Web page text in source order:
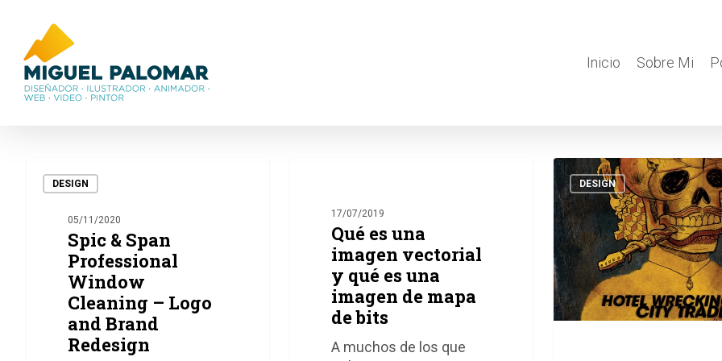
main
content
Inicio Sobre Mi
Professional
Window
Cleaning
DESIGN
05/11/2020
Spic & Span
Professional
Window
Cleaning – Logo
and Brand
Redesign
imagen
vectorial
imagen
17/07/2019
Qué es una
imagen vectorial
y qué es una
imagen de mapa
de bits
A muchos de los que
Hotel
Wrecking
City
Traders
+
Hedphelym
+
The
Civil
DESIGN